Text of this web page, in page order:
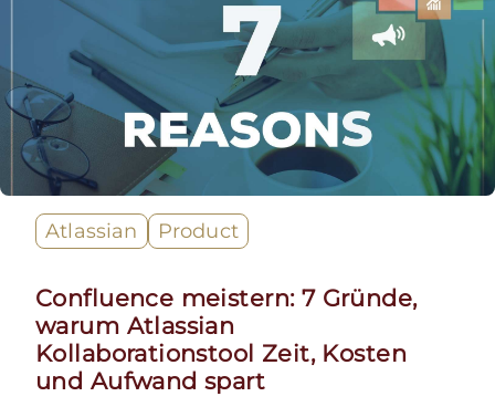
Atlassian Product
Confluence meistern: 7 Gründe,
warum Atlassian
Kollaborationstool Zeit, Kosten
und Aufwand spart